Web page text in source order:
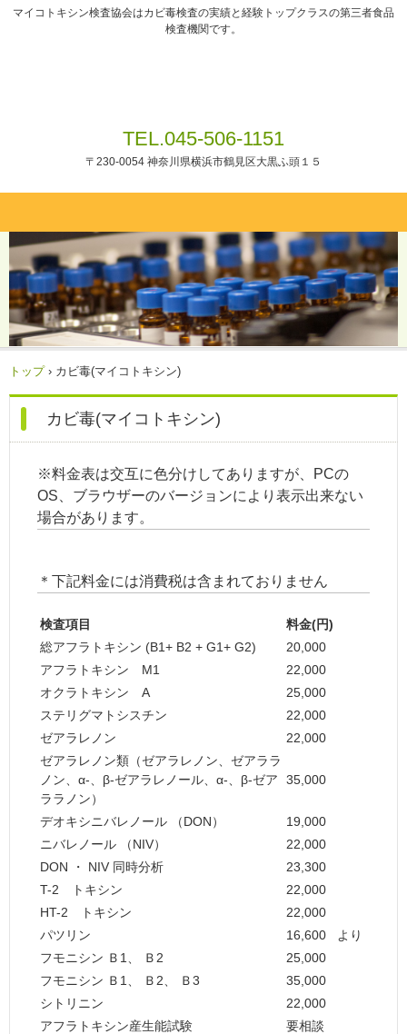
マイコトキシン検査協会はカビ毒検査の実績と経験トップクラスの第三者食品
検査機関です。
TEL.045-506-1151
〒230-0054 神奈川県横浜市鶴見区大黒ふ頭１５
トップ › カビ毒(マイコトキシン)
カビ毒(マイコトキシン)
※料金表は交互に色分けしてありますが、PCの
OS、ブラウザーのバージョンにより表示出来ない
場合があります。
＊下記料金には消費税は含まれておりません
検査項目
料金(円)
総アフラトキシン (B1+ B2 + G1+ G2)
20,000
アフラトキシン M1
22,000
オクラトキシン A
25,000
ステリグマトシスチン
22,000
ゼアラレノン
22,000
ゼアラレノン類（ゼアラレノン、ゼアララ
ノン、α-、β-ゼアラレノール、α-、β-ゼア
ララノン）
35,000
デオキシニバレノール （DON）
19,000
ニバレノール （NIV）
22,000
DON ・ NIV 同時分析
23,300
T-2 トキシン
22,000
HT-2 トキシン
22,000
パツリン
16,600
より
フモニシン Ｂ 1 、 Ｂ 2
25,000
フモニシン Ｂ 1 、 Ｂ 2 、 Ｂ3
35,000
シトリニン
22,000
アフラトキシン産生能試験
要相談